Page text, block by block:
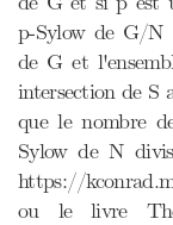
p-Sylow de G/N
de G et
intersection de S
que le nombre
Sylow de N
https://
ou le livre